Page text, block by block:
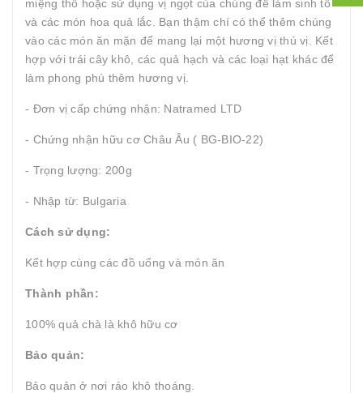
miệng thô hoặc sử dụng vị ngọt của chúng để làm sinh tố
và các món hoa quả lắc. Bạn thậm chí có thể thêm chúng
vào các món ăn mặn để mang lại một hương vị thú vị. Kết
hợp với trái cây khô, các quả hạch và các loại hạt khác để
làm phong phú thêm hương vị.
- Đơn vị cấp chứng nhận: Natramed LTD
- Chứng nhận hữu cơ Châu Âu ( BG-BIO-22)
- Trọng lượng: 200g
- Nhập từ: Bulgaria
Cách sử dụng:
Kết hợp cùng các đồ uống và món ăn
Thành phần:
100% quả chà là khô hữu cơ
Bảo quản:
Bảo quản ở nơi ráo khô thoáng.